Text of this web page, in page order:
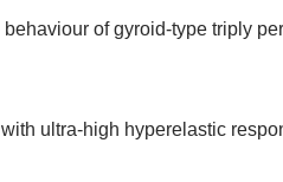
of gyroid-type triply
ultra-high hyperelastic